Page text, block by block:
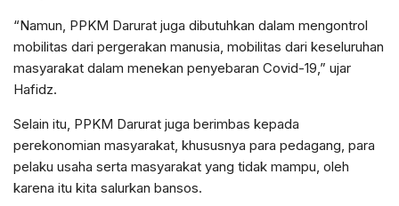
“Namun, PPKM Darurat juga dibutuhkan dalam mengontrol
mobilitas dari pergerakan manusia, mobilitas dari keseluruhan
masyarakat dalam menekan penyebaran Covid-19,” ujar
Hafidz.
Selain itu, PPKM Darurat juga berimbas kepada
perekonomian masyarakat, khususnya para pedagang, para
pelaku usaha serta masyarakat yang tidak mampu, oleh
karena itu kita salurkan bansos.